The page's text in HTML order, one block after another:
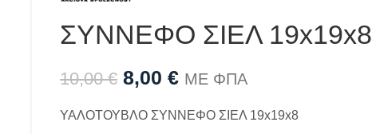
ΣΥΝΝΕΦΟ ΣΙΕΛ 19x19x8
10,00€ 8,00 € ΜΕ ΦΠΑ
ΥΑΛΟΤΟΥΒΛΟ ΣΥΝΝΕΦΟ ΣΙΕΛ 19x19x8